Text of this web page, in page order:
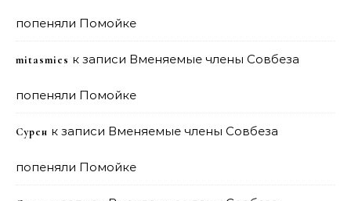
попеняли Помойке
mitasmies к записи Вменяемые члены Совбеза
попеняли Помойке
Сурен к записи Вменяемые члены Совбеза
попеняли Помойке